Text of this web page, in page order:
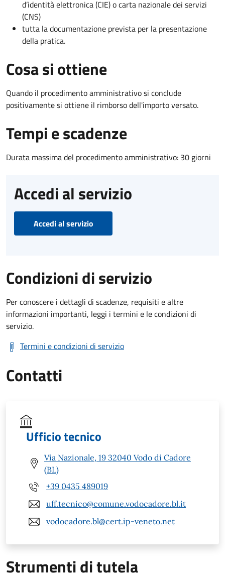
d’identità elettronica (CIE) o carta nazionale dei servizi
(CNS)
tutta la documentazione prevista per la presentazione
della pratica.
Cosa si ottiene
Quando il procedimento amministrativo si conclude
positivamente si ottiene il rimborso dell'importo versato.
Tempi e scadenze
Durata massima del procedimento amministrativo: 30 giorni
Accedi al servizio
Accedi al servizio
Condizioni di servizio
Per conoscere i dettagli di scadenze, requisiti e altre
informazioni importanti, leggi i termini e le condizioni di
servizio.
Termini e condizioni di servizio
Contatti
Ufficio tecnico
Via Nazionale, 19 32040 Vodo di Cadore
(BL)
+39 0435 489019
uff.tecnico@comune.vodocadore.bl.it
vodocadore.bl@cert.ip-veneto.net
Strumenti di tutela